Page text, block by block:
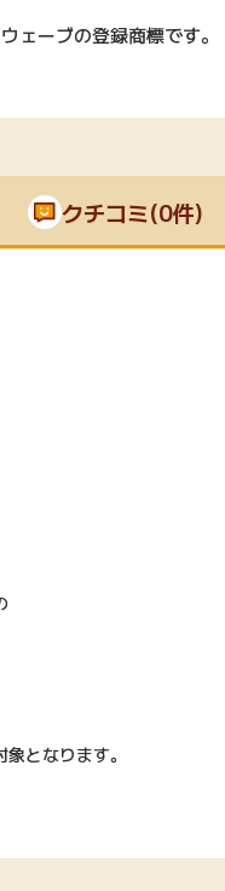
ェーブの登録商標です。
クチコミ(0件)
となります。